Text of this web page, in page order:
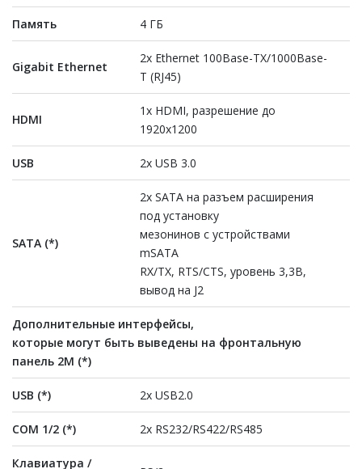
Память 4 ГБ
Gigabit Ethernet
2x Ethernet 100Base-TX/1000Base-
T (RJ45)
HDMI
1x HDMI, разрешение до
1920х1200
USB 2x USB 3.0
SATA (*)
2х SATA на разъем расширения
под установку
мезонинов с устройствами
mSATA
RX/TX, RTS/CTS, уровень 3,3В,
вывод на J2
Дополнительные интерфейсы,
которые могут быть выведены на фронтальную
панель 2М (*)
USB (*) 2x USB2.0
COM 1/2 (*) 2х RS232/RS422/RS485
Клавиатура /